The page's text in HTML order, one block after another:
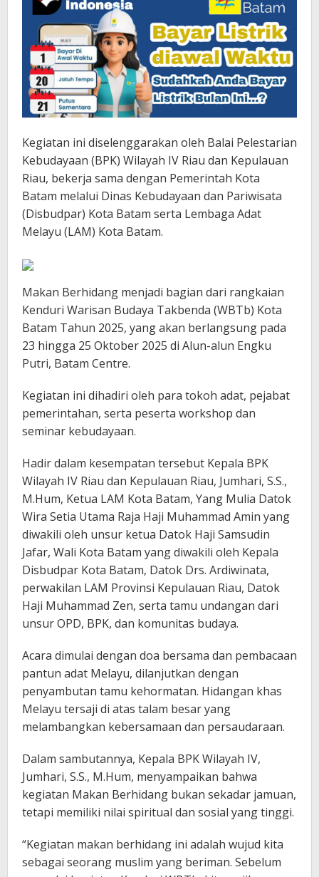
Kegiatan ini diselenggarakan oleh Balai Pelestarian
Kebudayaan (BPK) Wilayah IV Riau dan Kepulauan
Riau, bekerja sama dengan Pemerintah Kota
Batam melalui Dinas Kebudayaan dan Pariwisata
(Disbudpar) Kota Batam serta Lembaga Adat
Melayu (LAM) Kota Batam.
Makan Berhidang menjadi bagian dari rangkaian
Kenduri Warisan Budaya Takbenda (WBTb) Kota
Batam Tahun 2025, yang akan berlangsung pada
23 hingga 25 Oktober 2025 di Alun-alun Engku
Putri, Batam Centre.
Kegiatan ini dihadiri oleh para tokoh adat, pejabat
pemerintahan, serta peserta workshop dan
seminar kebudayaan.
Hadir dalam kesempatan tersebut Kepala BPK
Wilayah IV Riau dan Kepulauan Riau, Jumhari, S.S.,
M.Hum, Ketua LAM Kota Batam, Yang Mulia Datok
Wira Setia Utama Raja Haji Muhammad Amin yang
diwakili oleh unsur ketua Datok Haji Samsudin
Jafar, Wali Kota Batam yang diwakili oleh Kepala
Disbudpar Kota Batam, Datok Drs. Ardiwinata,
perwakilan LAM Provinsi Kepulauan Riau, Datok
Haji Muhammad Zen, serta tamu undangan dari
unsur OPD, BPK, dan komunitas budaya.
Acara dimulai dengan doa bersama dan pembacaan
pantun adat Melayu, dilanjutkan dengan
penyambutan tamu kehormatan. Hidangan khas
Melayu tersaji di atas talam besar yang
melambangkan kebersamaan dan persaudaraan.
Dalam sambutannya, Kepala BPK Wilayah IV,
Jumhari, S.S., M.Hum, menyampaikan bahwa
kegiatan Makan Berhidang bukan sekadar jamuan,
tetapi memiliki nilai spiritual dan sosial yang tinggi.
“Kegiatan makan berhidang ini adalah wujud kita
sebagai seorang muslim yang beriman. Sebelum